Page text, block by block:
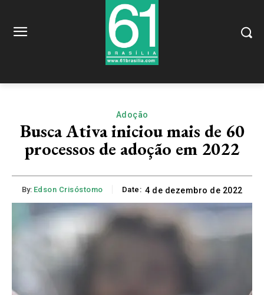
Adoção
Busca Ativa iniciou mais de 60
processos de adoção em 2022
By: Edson Crisóstomo Date: 4 de dezembro de 2022